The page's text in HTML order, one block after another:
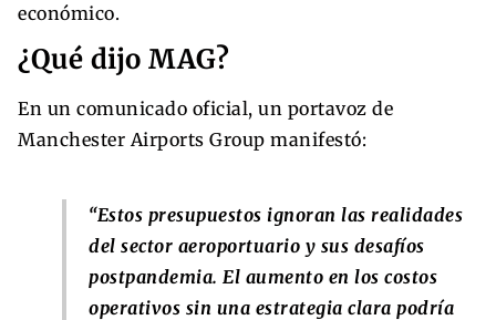
económico.
¿Qué dijo MAG?
En un comunicado oficial, un portavoz de
Manchester Airports Group manifestó:
“Estos presupuestos ignoran las realidades
del sector aeroportuario y sus desafíos
postpandemia. El aumento en los costos
operativos sin una estrategia clara podría